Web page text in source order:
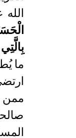
ما
ممن